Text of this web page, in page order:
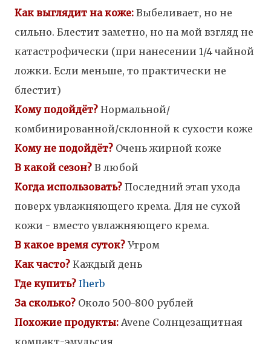
Как выглядит на коже: Выбеливает, но не
сильно. Блестит заметно, но на мой взгляд не
катастрофически (при нанесении 1/4 чайной
ложки. Если меньше, то практически не
блестит)
Кому подойдёт? Нормальной/
комбинированной/склонной к сухости коже
Кому не подойдёт? Очень жирной коже
В какой сезон? В любой
Когда использовать? Последний этап ухода
поверх увлажняющего крема. Для не сухой
кожи - вместо увлажняющего крема.
В какое время суток? Утром
Как часто? Каждый день
Где купить? Iherb
За сколько? Около 500-800 рублей
Похожие продукты: Avene Солнцезащитная
компакт-эмульсия